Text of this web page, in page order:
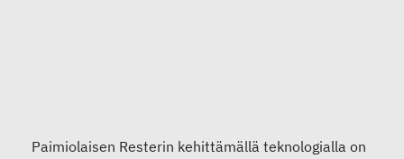
Paimiolaisen Resterin kehittämällä teknologialla on